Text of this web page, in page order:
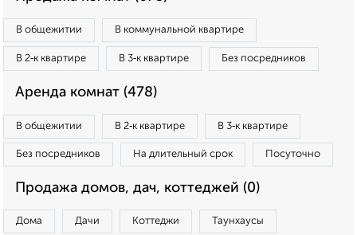
В общежитии В коммунальной квартире
В 2‑к квартире В 3‑к квартире Без посредников
Аренда комнат (478)
В общежитии В 2‑к квартире В 3‑к квартире
Без посредников На длительный срок Посуточно
Продажа домов, дач, коттеджей (0)
Дома Дачи Коттеджи Таунхаусы